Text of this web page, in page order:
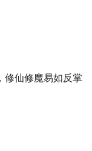
修仙修魔易如反掌